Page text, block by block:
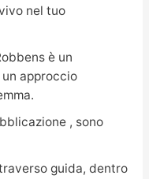
nel tuo
è un
approccio
, sono
guida, dentro